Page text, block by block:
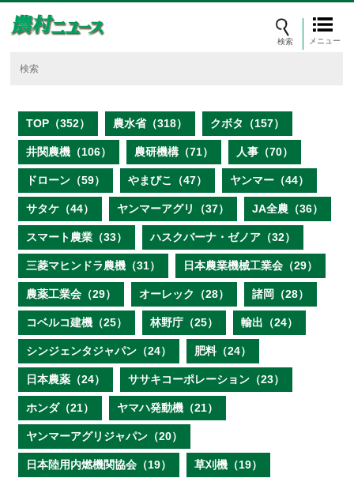
メニュー
TOP（352） 農水省（318） クボタ（157）
井関農機（106） 農研機構（71） 人事（70）
ドローン（59） やまびこ（47） ヤンマー（44）
サタケ（44） ヤンマーアグリ（37） JA全農（36）
スマート農業（33） ハスクバーナ・ゼノア（32）
三菱マヒンドラ農機（31） 日本農業機械工業会（29）
農薬工業会（29） オーレック（28） 諸岡（28）
コベルコ建機（25） 林野庁（25） 輸出（24）
シンジェンタジャパン（24） 肥料（24）
日本農薬（24） ササキコーポレーション（23）
ホンダ（21） ヤマハ発動機（21）
ヤンマーアグリジャパン（20）
日本陸用内燃機関協会（19） 草刈機（19）